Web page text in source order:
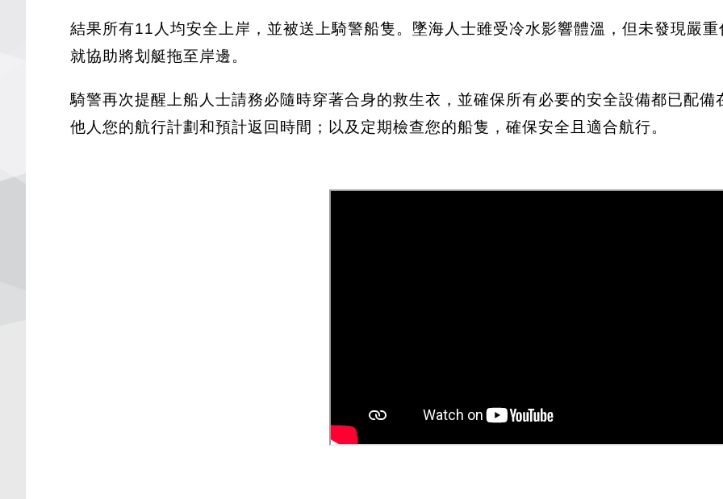
結果所有11人均安全上岸，並被送上騎警船隻。墜海人士雖受冷水影響體溫，但未發現嚴
就協助將划艇拖至岸邊。
騎警再次提醒上船人士請務必隨時穿著合身的救生衣，並確保所有必要的安全設備都已配
他人您的航行計劃和預計返回時間；以及定期檢查您的船隻，確保安全且適合航行。